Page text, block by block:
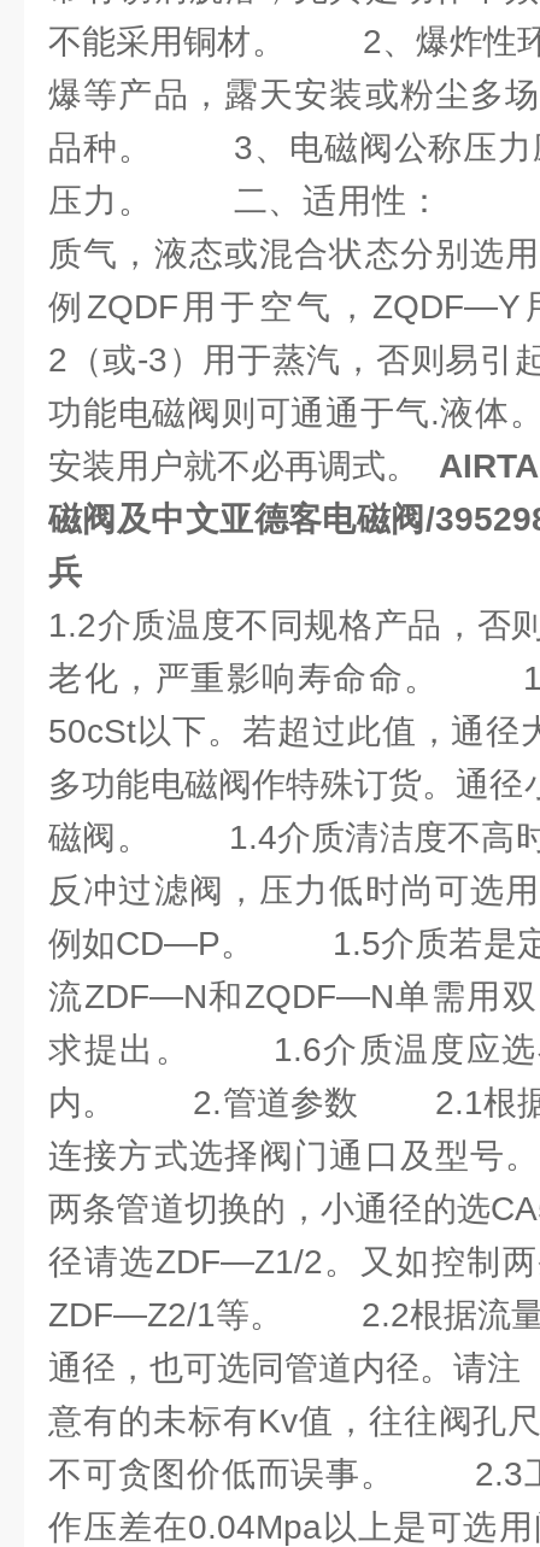
不能采用铜材。 2、爆炸性环
爆等产品，露天安装或粉尘多
品种。 3、电磁阀公称压力
压力。 二、适用性：
质气，液态或混合状态分别选
例ZQDF用于空气，
2（或-3）用于蒸汽，否则易引
功能电磁阀则可通通于气.液体
安装用户就不必再调式。
磁阀及中文亚德客电磁阀/
兵
1.2介质温度不同规格产品，否
老化，严重影响寿命命。
50cSt以下。若超过此值，通径
多功能电磁阀作特殊订货。通径
磁阀。 1.4介质清洁度不高时
反冲过滤阀，压力低时尚可选
例如CD—P。 1.5介质若是定
流ZDF—N和ZQDF—N单需用
求提出。 1.6介质温度应选
内。 2.管道参数 2.1根据
连接方式选择阀门通口及型号
两条管道切换的，小通径的选
径请选ZDF—Z1/2。又如控制
ZDF—Z2/1等。 2.2根据流量
通径，也可选同管道内径。请注
意有的未标有Kv值，往往阀孔
不可贪图价低而误事。
作压差在0.04Mpa以上是可选